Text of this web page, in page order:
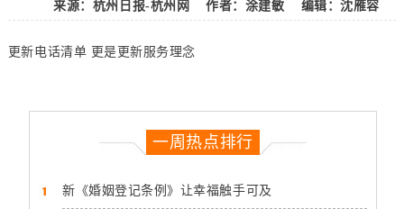
来源：杭州日报-杭州网 作者：涂建敏 编辑：沈雁容
更新电话清单 更是更新服务理念
一周热点排行
新《婚姻登记条例》让幸福触手可及